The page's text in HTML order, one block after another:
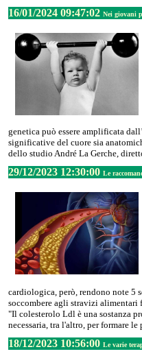
16/01/2024 09:47:02 Nei giovani
genetica può essere amplificata
significative del cuore sia
dello studio André La Gerche,
29/12/2023 12:30:00 Le
cardiologica, però, rendono note 5
soccombere agli stravizi alimentari
"Il colesterolo Ldl è una sostanza
necessaria, tra l'altro, per formare
18/12/2023 10:56:00 Le varie